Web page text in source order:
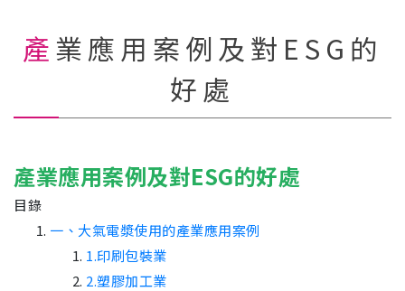
產業應用案例及對ESG的
好處
產業應用案例及對ESG的好處
目錄
一、大氣電漿使用的產業應用案例
1.印刷包裝業
2.塑膠加工業